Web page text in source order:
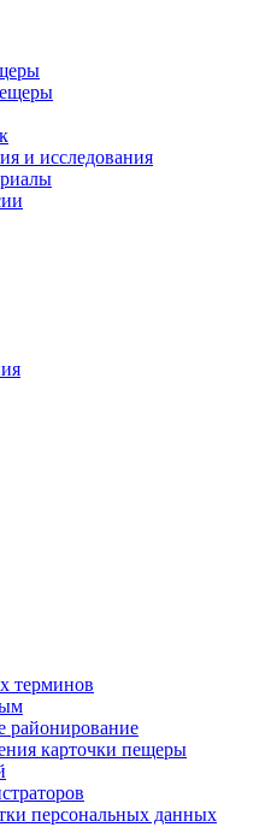
и исследования
терминов
районирование
карточки пещеры
персональных данных